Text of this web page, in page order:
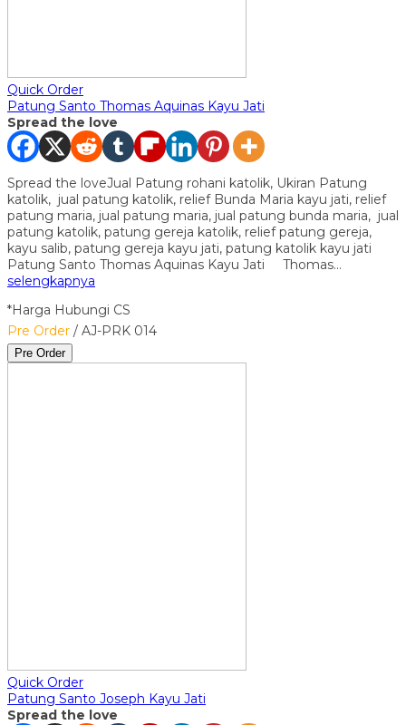
Quick Order
Patung Santo Thomas Aquinas Kayu Jati
Spread the love
Spread the loveJual Patung rohani katolik, Ukiran Patung
katolik, jual patung katolik, relief Bunda Maria kayu jati, relief
patung maria, jual patung maria, jual patung bunda maria, jual
patung katolik, patung gereja katolik, relief patung gereja,
kayu salib, patung gereja kayu jati, patung katolik kayu jati
Patung Santo Thomas Aquinas Kayu Jati Thomas…
selengkapnya
*Harga Hubungi CS
Pre Order / AJ-PRK 014
Pre Order
Quick Order
Patung Santo Joseph Kayu Jati
Spread the love